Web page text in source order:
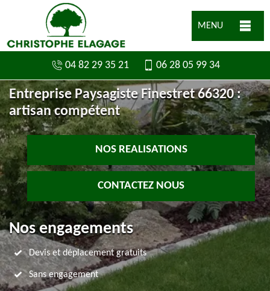
MENU
04 82 29 35 21 06 28 05 99 34
Entreprise Paysagiste Finestret 66320 :
artisan compétent
NOS REALISATIONS
CONTACTEZ NOUS
Nos engagements
Devis et déplacement gratuits
Sans engagement